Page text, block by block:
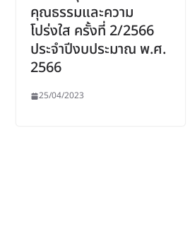
คุณธรรมและความ
โปร่งใส ครั้งที่ 2/2566
ประจำปีงบประมาณ พ.ศ.
2566
25/04/2023